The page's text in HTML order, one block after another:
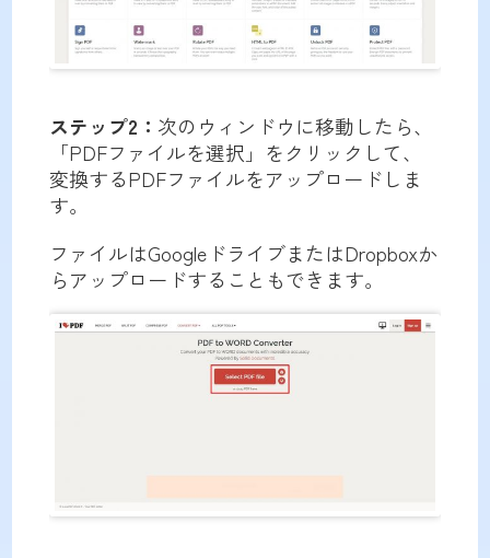
ステップ2： 次のウィンドウに移動したら、
「PDFファイルを選択」をクリックして、
変換するPDFファイルをアップロードしま
す。
ファイルはGoogleドライブまたはDropboxか
らアップロードすることもできます。